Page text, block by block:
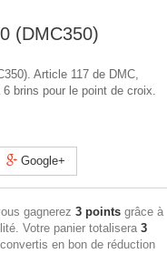
(DMC350)
Article 117 de DMC,
brins pour le point de croix.
Google+
gagnerez 3 points grâce à
Votre panier totalisera 3
en bon de réduction